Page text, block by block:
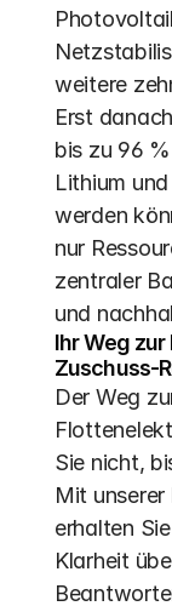
weitere
Erst
bis zu 96
Lithium
werden
nur
zentraler
und
Ihr Weg
Zuschuss-
Der Weg
Sie nicht,
Mit
erhalten
Klarheit